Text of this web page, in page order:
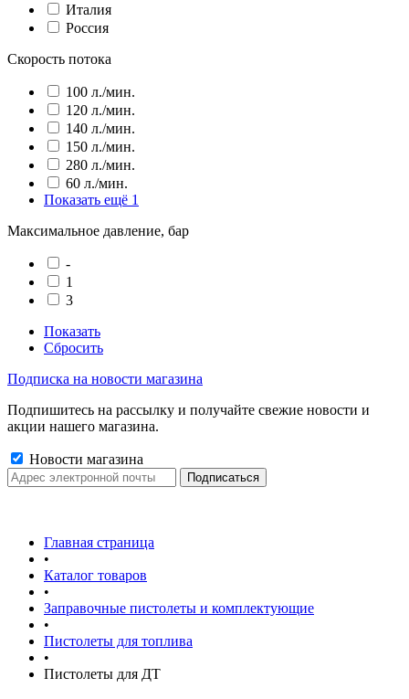
Италия
Россия
Скорость потока
100 л./мин.
120 л./мин.
140 л./мин.
150 л./мин.
280 л./мин.
60 л./мин.
Показать ещё 1
Максимальное давление, бар
-
1
3
Показать
Сбросить
Подписка на новости магазина
Подпишитесь на рассылку и получайте свежие новости и
акции нашего магазина.
Новости магазина
Главная страница
•
Каталог товаров
•
Заправочные пистолеты и комплектующие
•
Пистолеты для топлива
•
Пистолеты для ДТ